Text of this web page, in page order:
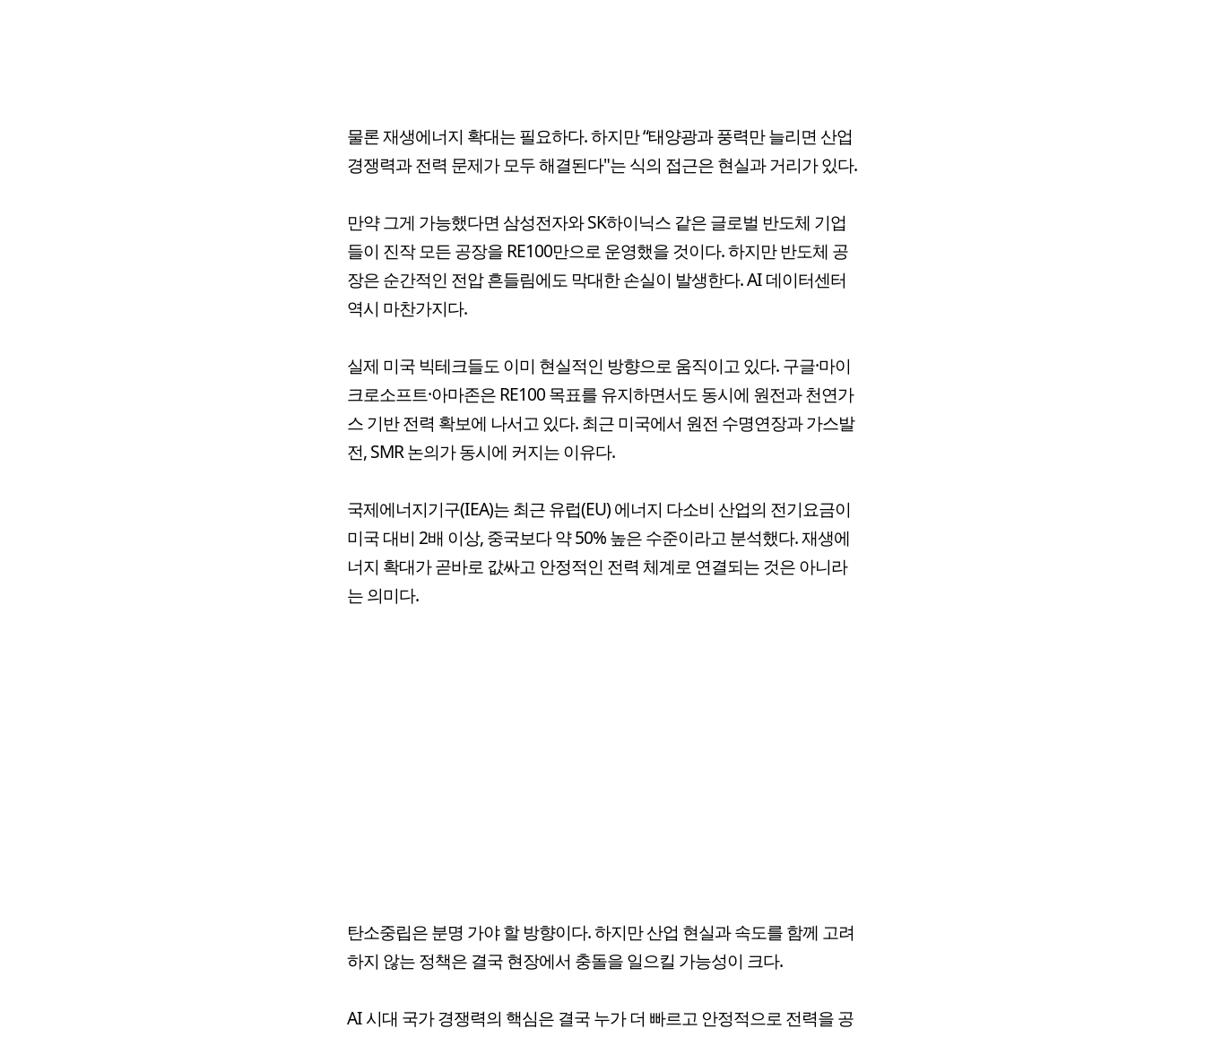
물론 재생에너지 확대는 필요하다. 하지만 “태양광과 풍력만 늘리면 산업
경쟁력과 전력 문제가 모두 해결된다"는 식의 접근은 현실과 거리가 있다.
만약 그게 가능했다면 삼성전자와 SK하이닉스 같은 글로벌 반도체 기업
들이 진작 모든 공장을 RE100만으로 운영했을 것이다. 하지만 반도체 공
장은 순간적인 전압 흔들림에도 막대한 손실이 발생한다. AI 데이터센터
역시 마찬가지다.
실제 미국 빅테크들도 이미 현실적인 방향으로 움직이고 있다. 구글·마이
크로소프트·아마존은 RE100 목표를 유지하면서도 동시에 원전과 천연가
스 기반 전력 확보에 나서고 있다. 최근 미국에서 원전 수명연장과 가스발
전, SMR 논의가 동시에 커지는 이유다.
국제에너지기구(IEA)는 최근 유럽(EU) 에너지 다소비 산업의 전기요금이
미국 대비 2배 이상, 중국보다 약 50% 높은 수준이라고 분석했다. 재생에
너지 확대가 곧바로 값싸고 안정적인 전력 체계로 연결되는 것은 아니라
는 의미다.
탄소중립은 분명 가야 할 방향이다. 하지만 산업 현실과 속도를 함께 고려
하지 않는 정책은 결국 현장에서 충돌을 일으킬 가능성이 크다.
AI 시대 국가 경쟁력의 핵심은 결국 누가 더 빠르고 안정적으로 전력을 공